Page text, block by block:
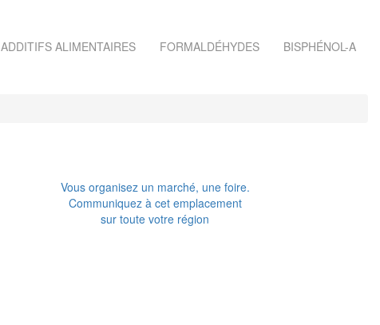
ADDITIFS ALIMENTAIRES FORMALDÉHYDES BISPHÉNOL-A
Vous organisez un marché, une foire.
Communiquez à cet emplacement
sur toute votre région